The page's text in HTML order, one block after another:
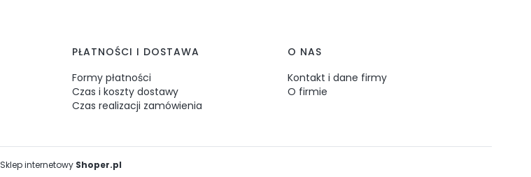
PŁATNOŚCI I DOSTAWA
Formy płatności
Czas i koszty dostawy
Czas realizacji zamówienia
O NAS
Kontakt i dane firmy
O firmie
Sklep internetowy Shoper.pl